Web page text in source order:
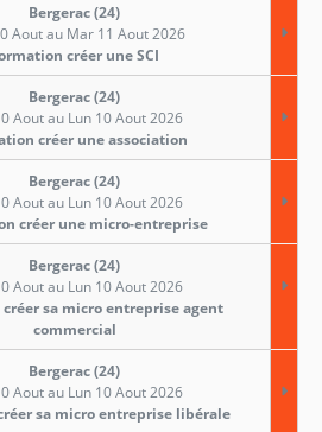
Bergerac (24)
Aout au Mar 11 Aout 2026
créer une SCI
Bergerac (24)
Aout au Lun 10 Aout 2026
créer une association
Bergerac (24)
Aout au Lun 10 Aout 2026
créer une micro-entreprise
Bergerac (24)
Aout au Lun 10 Aout 2026
sa micro entreprise agent
commercial
Bergerac (24)
Aout au Lun 10 Aout 2026
sa micro entreprise libérale